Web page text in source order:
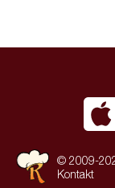
© 2009-
Kontakt